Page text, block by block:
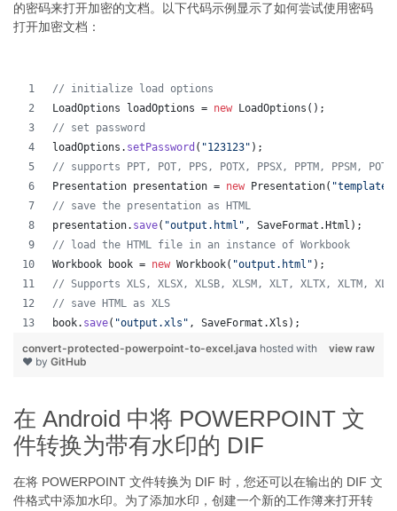
的密码来打开加密的文档。以下代码示例显示了如何尝试使用密码
打开加密文档：
// initialize load options
LoadOptions
loadOptions = new LoadOptions ();
// set password
loadOptions . setPassword ( "123123" );
// supports PPT, POT, PPS, POTX, PPSX, PPTM, PPSM,
Presentation presentation = new Presentation(
// save the presentation as HTML
presentation. save( "output.html" , SaveFormat . Html );
// load the HTML file in an instance of Workbook
Workbook
book = new Workbook( "output.html" );
// Supports XLS, XLSX, XLSB, XLSM, XLT, XLTX, XLTM,
// save HTML as XLS
book. save( "output.xls" , SaveFormat .Xls );
view raw
convert-protected-powerpoint-to-excel.java hosted with
❤ by GitHub
在 Android 中将 POWERPOINT 文
件转换为带有水印的 DIF
在将 POWERPOINT 文件转换为 DIF 时，您还可以在输出的 DIF 文
件格式中添加水印。为了添加水印，创建一个新的工作簿来打开转